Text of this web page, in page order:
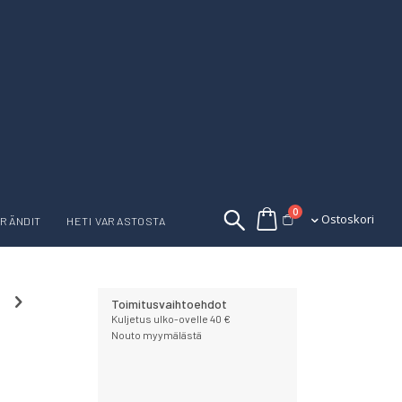
Ostoskori
0tuotettaOstoskori
HETI VARASTOSTA
Toimitusvaihtoehdot
Kuljetus ulko-ovelle 40 €
Nouto myymälästä